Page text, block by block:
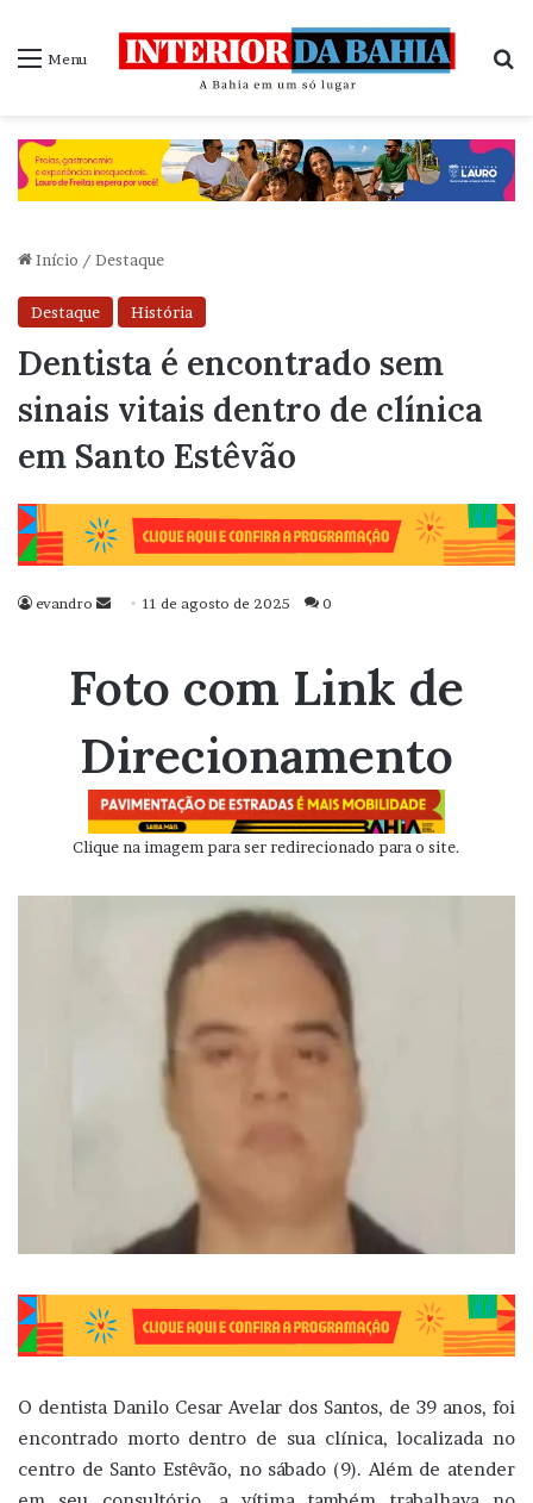
Menu
Início / Destaque
Destaque História
Dentista é encontrado sem
sinais vitais dentro de clínica
em Santo Estêvão
evandro
Mande
mail
11 de agosto de 2025 0
Foto com Link de
Direcionamento
Clique na imagem para ser redirecionado para o site.
O dentista Danilo Cesar Avelar dos Santos, de 39 anos, foi
encontrado morto dentro de sua clínica, localizada no
centro de Santo Estêvão, no sábado (9). Além de atender